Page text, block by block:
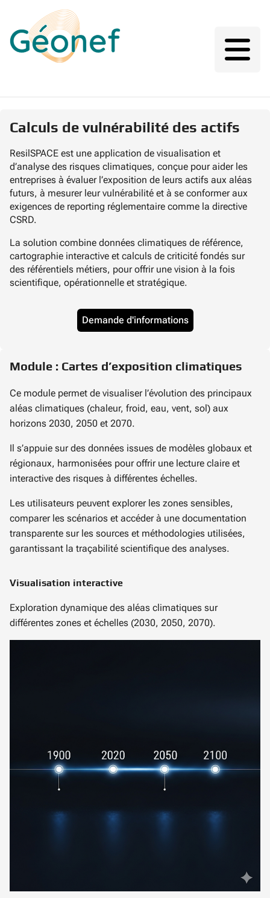
Calculs de vulnérabilité des actifs
ResilSPACE est une application de visualisation et
d’analyse des risques climatiques, conçue pour aider les
entreprises à évaluer l’exposition de leurs actifs aux aléas
futurs, à mesurer leur vulnérabilité et à se conformer aux
exigences de reporting réglementaire comme la directive
CSRD.
La solution combine données climatiques de référence,
cartographie interactive et calculs de criticité fondés sur
des référentiels métiers, pour offrir une vision à la fois
scientifique, opérationnelle et stratégique.
Demande d'informations
Module : Cartes d’exposition climatiques
Ce module permet de visualiser l’évolution des principaux
aléas climatiques (chaleur, froid, eau, vent, sol) aux
horizons 2030, 2050 et 2070.
Il s’appuie sur des données issues de modèles globaux et
régionaux, harmonisées pour offrir une lecture claire et
interactive des risques à différentes échelles.
Les utilisateurs peuvent explorer les zones sensibles,
comparer les scénarios et accéder à une documentation
transparente sur les sources et méthodologies utilisées,
garantissant la traçabilité scientifique des analyses.
Visualisation interactive
Exploration dynamique des aléas climatiques sur
différentes zones et échelles (2030, 2050, 2070).